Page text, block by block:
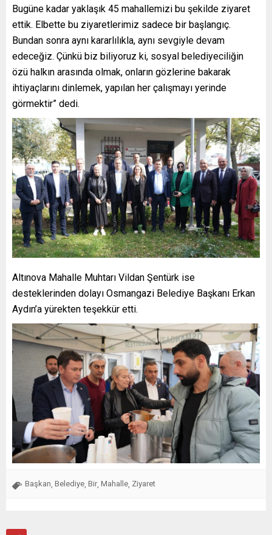
Bugüne kadar yaklaşık 45 mahallemizi bu şekilde ziyaret
ettik. Elbette bu ziyaretlerimiz sadece bir başlangıç.
Bundan sonra aynı kararlılıkla, aynı sevgiyle devam
edeceğiz. Çünkü biz biliyoruz ki, sosyal belediyeciliğin
özü halkın arasında olmak, onların gözlerine bakarak
ihtiyaçlarını dinlemek, yapılan her çalışmayı yerinde
görmektir” dedi.
Altınova Mahalle Muhtarı Vildan Şentürk ise
desteklerinden dolayı Osmangazi Belediye Başkanı Erkan
Aydın’a yürekten teşekkür etti.
Başkan Belediye Bir Mahalle Ziyaret